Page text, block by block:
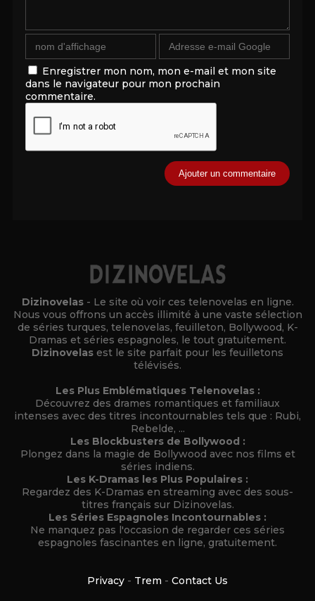
Enregistrer mon nom, mon e-mail et mon site
dans le navigateur pour mon prochain
commentaire.
Dizinovelas - Le site où voir ces telenovelas en ligne.
Nous vous offrons un accès illimité à une vaste sélection
de séries turques, telenovelas, feuilleton, Bollywood, K-
Dramas et séries espagnoles, le tout gratuitement.
Dizinovelas est le site parfait pour les feuilletons
télévisés.
Les Plus Emblématiques Telenovelas :
Découvrez des drames romantiques et familiaux
intenses avec des titres incontournables tels que : Rubi,
Rebelde, ...
Les Blockbusters de Bollywood :
Plongez dans la magie de Bollywood avec nos films et
séries indiens.
Les K-Dramas les Plus Populaires :
Regardez des K-Dramas en streaming avec des sous-
titres français sur Dizinovelas.
Les Séries Espagnoles Incontournables :
Ne manquez pas l'occasion de regarder ces séries
espagnoles fascinantes en ligne, gratuitement.
Privacy - Trem - Contact Us